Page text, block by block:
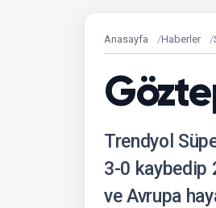
Anasayfa Haberler
Trendyol
3-0 kaybedip
ve Avrupa